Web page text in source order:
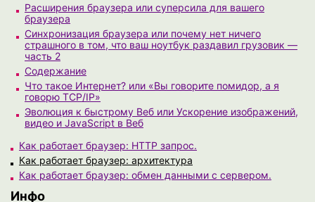
Расширения браузера или суперсила для вашего
браузера
Синхронизация браузера или почему нет ничего
страшного в том, что ваш ноутбук раздавил грузовик —
часть 2
Содержание
Что такое Интернет? или «Вы говорите помидор, а я
говорю TCP/IP»
Эволюция к быстрому Веб или Ускорение изображений,
видео и JavaScript в Веб
Как работает браузер: HTTP запрос.
Как работает браузер: архитектура
Как работает браузер: обмен данными с сервером.
Инфо